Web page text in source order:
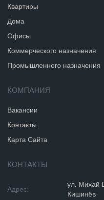
Квартиры
Дома
Офисы
Коммерческого назначения
Промышленного назначения
КОМПАНИЯ
Вакансии
Контакты
Карта Сайта
КОНТАКТЫ
Адрес:
ул. Михай
Кишинёв